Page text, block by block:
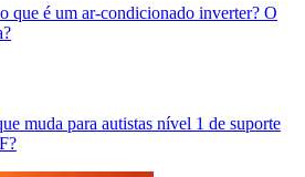
que é um ar-condicionado inverter? O
muda para autistas nível 1 de suporte